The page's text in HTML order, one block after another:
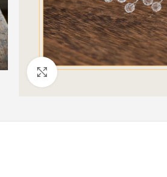
Click to enlarge